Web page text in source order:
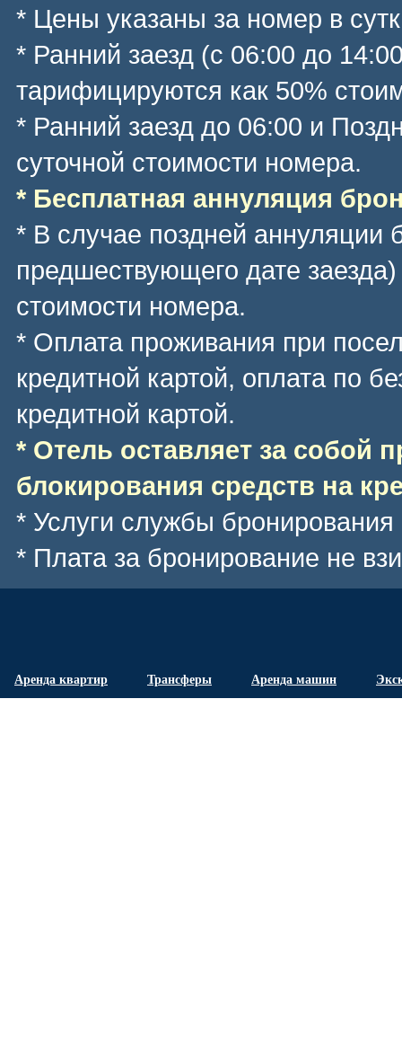
* Цены указаны за номер в
* Ранний заезд (с 06:00 до
тарифицируются как 50%
* Ранний заезд до 06:00 и
суточной стоимости номера.
* Бесплатная аннуляция
* В случае поздней аннуляции
предшествующего дате
стоимости номера.
* Оплата проживания при
кредитной картой, оплата по
кредитной картой.
* Отель оставляет за собой
блокирования средств на
* Услуги службы
* Плата за бронирование не
Аренда квартир Трансферы Аренда машин